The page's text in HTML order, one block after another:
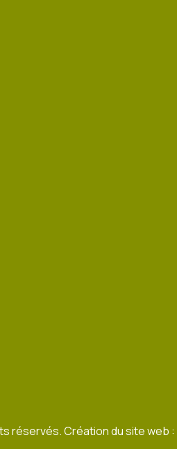
réservés. Création du site web :